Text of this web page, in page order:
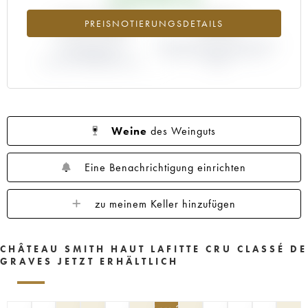
1953 1952 1950
PREISNOTIERUNGSDETAILS
+192.04% +40%
Weine des Weinguts
Eine Benachrichtigung einrichten
zu meinem Keller hinzufügen
CHÂTEAU SMITH HAUT LAFITTE CRU CLASSÉ DE
GRAVES JETZT ERHÄLTLICH